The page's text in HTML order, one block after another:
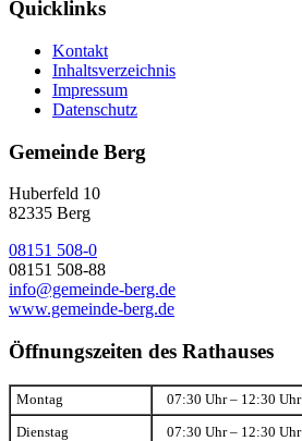
Quicklinks
Kontakt
Inhaltsverzeichnis
Impressum
Datenschutz
Gemeinde Berg
Huberfeld 10
82335 Berg
08151 508-0
08151 508-88
info@gemeinde-berg.de
www.gemeinde-berg.de
Öffnungszeiten des Rathauses
Montag 07:30 Uhr – 12:30 Uhr
Dienstag 07:30 Uhr – 12:30 Uhr